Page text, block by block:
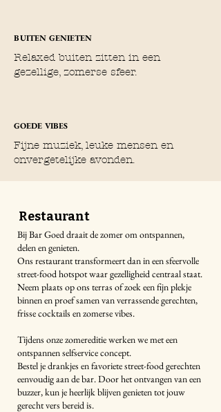
BUITEN GENIETEN
Relaxed buiten zitten in een
gezellige, zomerse sfeer.
GOEDE VIBES
Fijne muziek, leuke mensen en
onvergetelijke avonden.
Restaurant
Bij Bar Goed draait de zomer om ontspannen,
delen en genieten.
Ons restaurant transformeert dan in een sfeervolle
street-food hotspot waar gezelligheid centraal staat.
Neem plaats op ons terras of zoek een fijn plekje
binnen en proef samen van verrassende gerechten,
frisse cocktails en zomerse vibes.
Tijdens onze zomereditie werken we met een
ontspannen selfservice concept.
Bestel je drankjes en favoriete street-food gerechten
eenvoudig aan de bar. Door het ontvangen van een
buzzer, kun je heerlijk blijven genieten tot jouw
gerecht vers bereid is.